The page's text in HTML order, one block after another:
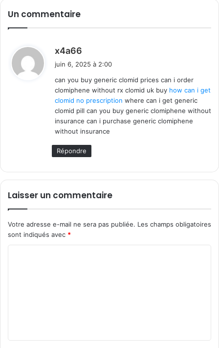
Un commentaire
x4a66
:
juin 6, 2025 à 2:00
can you buy generic clomid prices can i order
clomiphene without rx clomid uk buy how can i get
clomid no prescription where can i get generic
clomid pill can you buy generic clomiphene without
insurance can i purchase generic clomiphene
without insurance
Répondre
Laisser un commentaire
Votre adresse e-mail ne sera pas publiée. Les champs obligatoires
sont indiqués avec *
t